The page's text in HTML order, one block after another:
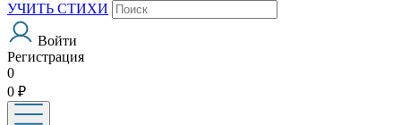
УЧИТЬ СТИХИ
Войти
Регистрация
0
0 ₽